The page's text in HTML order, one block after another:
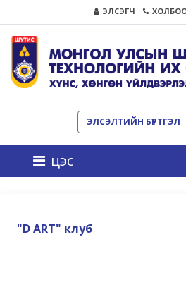
ЭЛСЭГЧ
ЭЛСЭЛТИЙН БҮРТГЭЛ
цэс
"D ART" клуб